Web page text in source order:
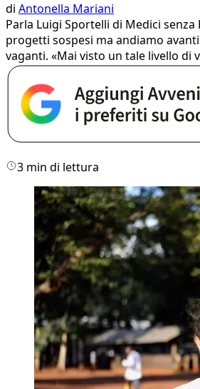
di Antonella Mariani
Parla Luigi Sportelli di Medici
progetti sospesi ma andiamo
vaganti. «Mai visto un tale livello di
3 min di lettura